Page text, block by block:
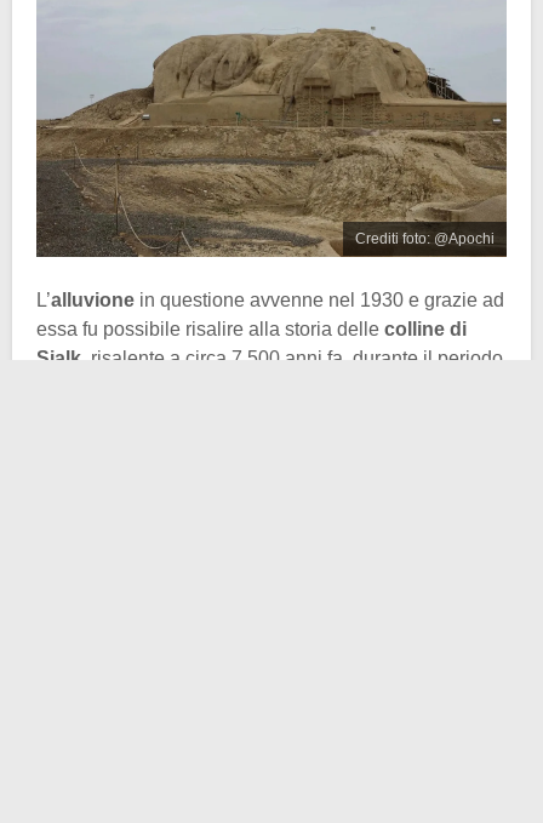
Crediti foto: @Apochi
L’alluvione in questione avvenne nel 1930 e grazie ad
essa fu possibile risalire alla storia delle colline di
Sialk , risalente a circa 7.500 anni fa, durante il periodo